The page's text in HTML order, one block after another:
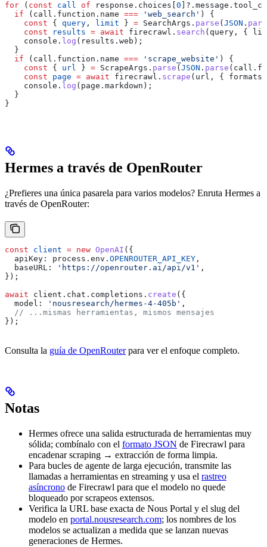
for ( const call of response . choices 0 ]?. message .
  if
( call . function . name === 'web_search' ) {
    const
{ query , limit } = SearchArgs . parse ( JSON .
    const
results = await firecrawl . search ( query , {
    console
. log ( results . web );
  }
  if
( call . function . name === 'scrape_website' ) {
    const
{ url } = ScrapeArgs . parse ( JSON . parse ( call .
    const
page = await firecrawl . scrape ( url , { formats:
    console
. log ( page . markdown );
  }
}
Hermes a través de OpenRouter
¿Prefieres una única pasarela para varios modelos? Enruta Hermes a
través de OpenRouter:
const client = new OpenAI ({
  apiKey:
process . env . OPENROUTER_API_KEY ,
  baseURL:
'https://openrouter.ai/api/v1' ,
});
await client . chat . completions . create ({
  model:
'nousresearch/hermes-4-405b' ,
  // ...mismas herramientas, mismos mensajes
});
Consulta la guía de OpenRouterpara ver el enfoque completo.
Notas
Hermes ofrece una salida estructurada de herramientas muy
sólida; combínalo con el formato JSON de Firecrawl para
encadenar scraping → extracción de forma limpia.
Para bucles de agente de larga ejecución, transmite las
llamadas a herramientas en streaming y usa el rastreo
asíncrono de Firecrawl para que el modelo no quede
bloqueado por scrapeos extensos.
Verifica la URL base exacta de Nous Portal y el slug del
modelo en portal.nousresearch.com; los nombres de los
modelos se actualizan a medida que se lanzan nuevas
generaciones de Hermes.